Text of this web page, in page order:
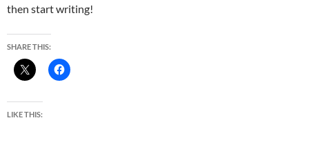
then start writing!
SHARE THIS:
LIKE THIS: